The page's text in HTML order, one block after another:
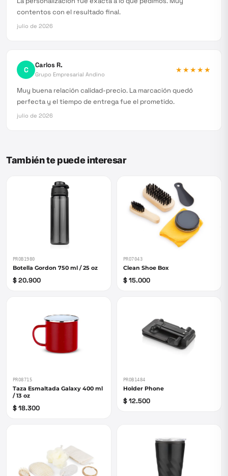
contentos con el resultado final.
julio de 2026
C Carlos R.
Grupo Empresarial Andino
★★★★★
Muy buena relación calidad-precio. La marcación quedó
perfecta y el tiempo de entrega fue el prometido.
julio de 2026
También te puede interesar
PROB1980
Botella Gordon 750 ml / 25 oz
$ 20.900
PRO7043
Clean Shoe Box
$ 15.000
PRO8715
Taza Esmaltada Galaxy 400 ml
/ 13 oz
$ 18.300
PROB1484
Holder Phone
$ 12.500